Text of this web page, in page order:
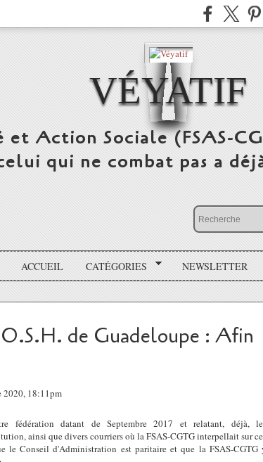
VÉYATIF
et Action Sociale (FSAS-
qui ne combat pas a
ACCUEIL CATÉGORIES NEWSLETTER
de Guadeloupe : Afin
2020, 18:11pm
fédération datant de Septembre 2017 et relatant, déjà,
ainsi que divers courriers où la FSAS-CGTG interpellait sur
le Conseil d'Administration est paritaire et que la FSAS-CGTG